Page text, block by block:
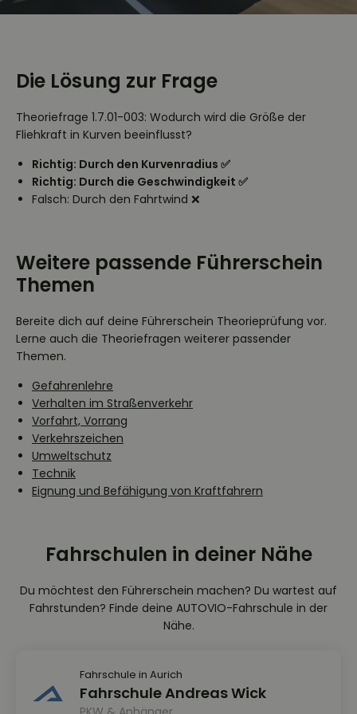
Die Lösung zur Frage
Theoriefrage 1.7.01-003: Wodurch wird die Größe der
Fliehkraft in Kurven beeinflusst?
Richtig: Durch den Kurvenradius ✅
Richtig: Durch die Geschwindigkeit ✅
Falsch: Durch den Fahrtwind ❌
Weitere passende Führerschein
Themen
Bereite dich auf deine Führerschein Theorieprüfung vor.
Lerne auch die Theoriefragen weiterer passender
Themen.
Gefahrenlehre
Verhalten im Straßenverkehr
Vorfahrt, Vorrang
Verkehrszeichen
Umweltschutz
Technik
Eignung und Befähigung von Kraftfahrern
Fahrschulen in deiner Nähe
Du möchtest den Führerschein machen? Du wartest auf
Fahrstunden? Finde deine AUTOVIO-Fahrschule in der
Nähe.
Fahrschule in Aurich
Fahrschule Andreas Wick